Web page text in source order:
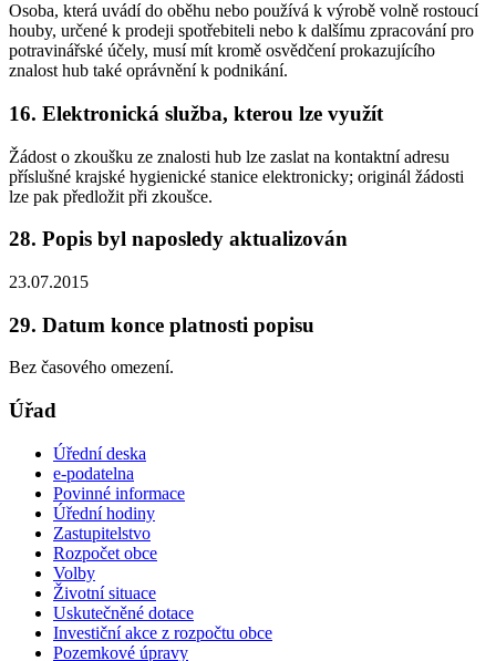
Osoba, která uvádí do oběhu nebo používá k výrobě volně rostoucí
houby, určené k prodeji spotřebiteli nebo k dalšímu zpracování pro
potravinářské účely, musí mít kromě osvědčení prokazujícího
znalost hub také oprávnění k podnikání.
16. Elektronická služba, kterou lze využít
Žádost o zkoušku ze znalosti hub lze zaslat na kontaktní adresu
příslušné krajské hygienické stanice elektronicky; originál žádosti
lze pak předložit při zkoušce.
28. Popis byl naposledy aktualizován
23.07.2015
29. Datum konce platnosti popisu
Bez časového omezení.
Úřad
Úřední deska
e-podatelna
Povinné informace
Úřední hodiny
Zastupitelstvo
Rozpočet obce
Volby
Životní situace
Uskutečněné dotace
Investiční akce z rozpočtu obce
Pozemkové úpravy